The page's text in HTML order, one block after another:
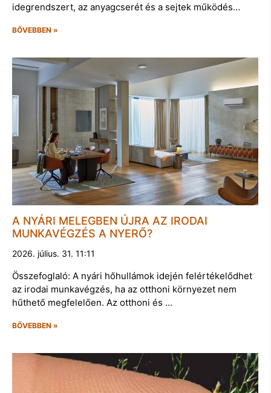
idegrendszert, az anyagcserét és a sejtek működés…
BŐVEBBEN »
A NYÁRI MELEGBEN ÚJRA AZ IRODAI
MUNKAVÉGZÉS A NYERŐ?
2026. július. 31. 11:11
Összefoglaló: A nyári hőhullámok idején felértékelődhet
az irodai munkavégzés, ha az otthoni környezet nem
hűthető megfelelően. Az otthoni és …
BŐVEBBEN »